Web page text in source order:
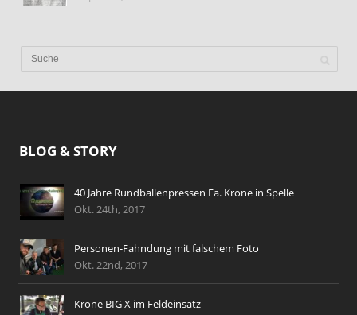
BLOG & STORY
40 Jahre Rundballenpressen Fa. Krone in Spelle
Okt. 24th, 2017
Personen-Fahndung mit falschem Foto
Okt. 22nd, 2017
Krone BIG X im Feldeinsatz